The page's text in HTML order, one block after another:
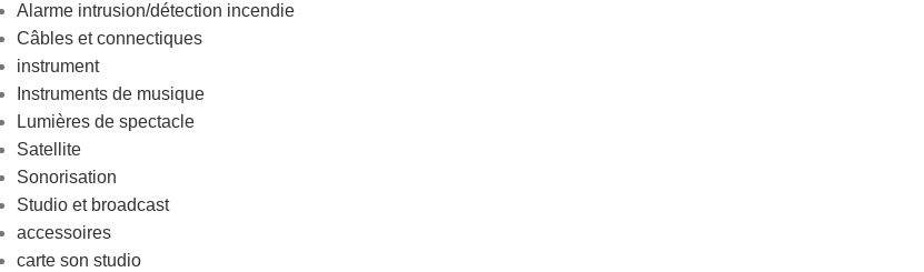
Alarme intrusion/détection incendie
Câbles et connectiques
instrument
Instruments de musique
Lumières de spectacle
Satellite
Sonorisation
Studio et broadcast
accessoires
carte son studio